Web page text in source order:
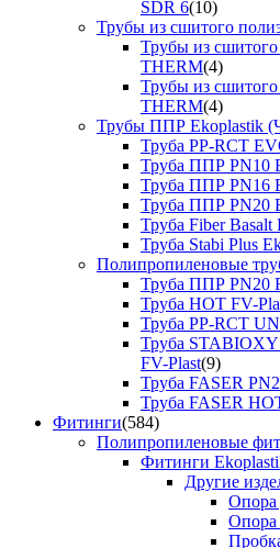
SDR 6(10)
Трубы из сшитого
Трубы из
THERM(4)
Трубы из
THERM(4)
Трубы ППР Ekoplastik
Труба PP-RCT
Труба ППР PN10
Труба ППР PN16
Труба ППР PN20
Труба Fiber Basalt
Труба Stabi Plus
Полипропиленовые
Труба ППР PN20
Труба HOT FV-
Труба PP-RCT
Труба STABIOXY
FV-Plast(9)
Труба FASER
Труба FASER
Фитинги(584)
Полипропиленовые
Фитинги
Другие
Опора
Опора